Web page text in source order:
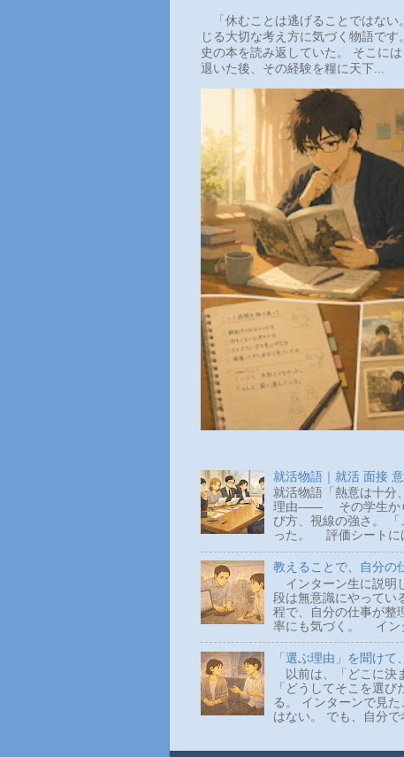
「休むことは逃げることではない
じる大切な考え方に気づく物語で
史の本を読み返していた。 そこに
退いた後、その経験を糧に天下...
就活物語｜就活 面接
就活物語「熱意は十
理由―― その学生から
び方、視線の強さ。
った。 評価シートに
教えることで、自分の
インターン生に説明
段は無意識にやって
程で、自分の仕事が整
率にも気づく。 イン
「選ぶ理由」を聞けて
以前は、「どこに決
「どうしてそこを選
る。 インターンで見
はない。 でも、自分